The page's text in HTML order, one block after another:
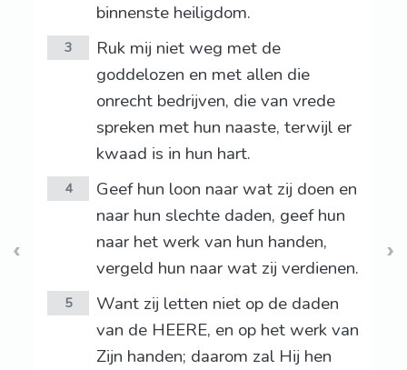
binnenste heiligdom.
3
Ruk mij niet weg met de
goddelozen en met allen die
onrecht bedrijven, die van vrede
spreken met hun naaste, terwijl er
kwaad is in hun hart.
4
Geef hun loon naar wat zij doen en
naar hun slechte daden, geef hun
naar het werk van hun handen,
vergeld hun naar wat zij verdienen.
5
Want zij letten niet op de daden
van de HEERE, en op het werk van
Zijn handen; daarom zal Hij hen